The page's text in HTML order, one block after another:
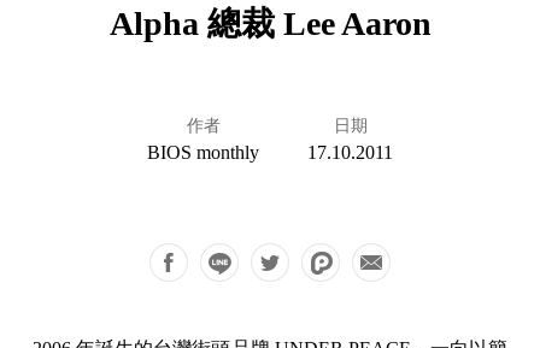
Alpha 總裁 Lee Aaron
作者
BIOS monthly
日期
17.10.2011